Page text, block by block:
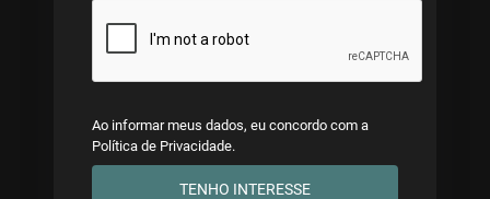
Ao informar meus dados, eu concordo com a
Política de Privacidade.
TENHO INTERESSE